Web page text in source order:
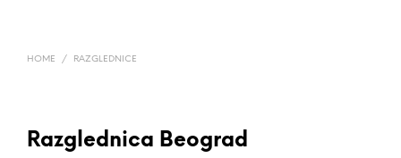
HOME / RAZGLEDNICE
Razglednica Beograd